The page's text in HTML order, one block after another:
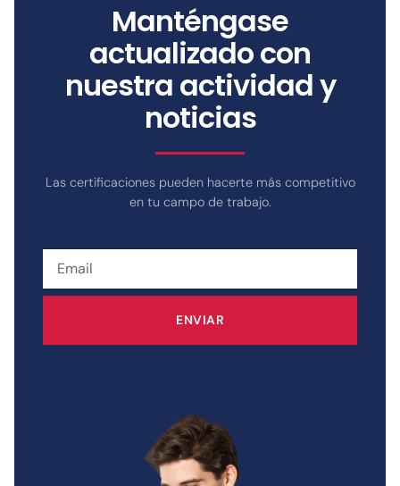
Manténgase
actualizado con
nuestra actividad y
noticias
Las certificaciones pueden hacerte más competitivo
en tu campo de trabajo.
ENVIAR